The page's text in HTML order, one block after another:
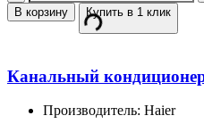
В корзину Купить в 1 клик
Канальный
Производитель: Haier